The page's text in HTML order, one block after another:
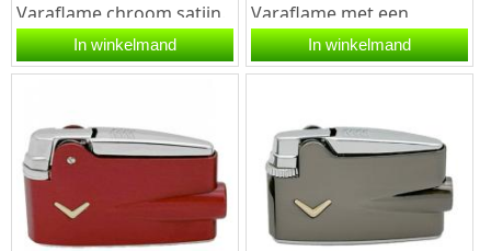
Varaflame chroom satijn.
De Ronson Varaflame
aansteker is een luxe en
In winkelmand
Varaflame met een
goudkleurig V-teken aan
de voorzijde en een
In winkelmand